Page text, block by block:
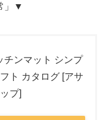
」▼
チンマット シンプ
ト カタログ [アサ
プ]